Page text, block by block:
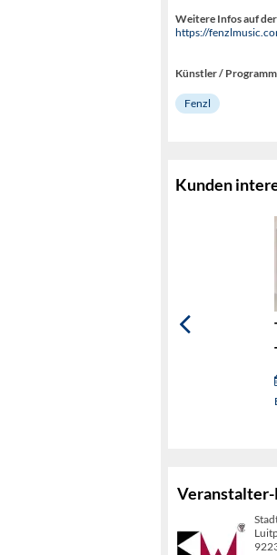
Weitere Infos auf
https://
Künstler /
Fenzl
Kunden